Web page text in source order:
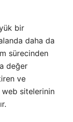
bir
daha da
sürecinden
değer
ve
web sitelerinin